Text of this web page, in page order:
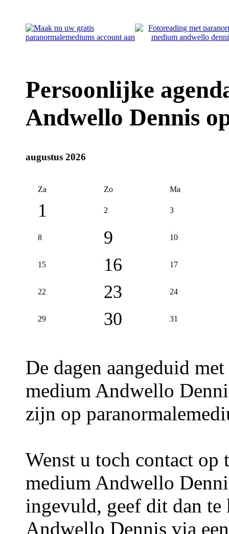
Persoonlijke
Andwello Dennis
augustus 2026
Za Zo Ma
1 2 3
8 9 10
15 16 17
22 23 24
29 30 31
De dagen aangeduid
medium Andwello
zijn op
Wenst u toch contact op
medium Andwello
ingevuld, geef dit dan te
Andwello Dennis via